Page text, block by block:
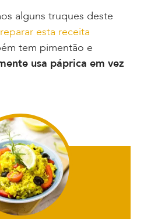
alguns truques deste
esta receita
tem pimentão e
usa páprica em vez